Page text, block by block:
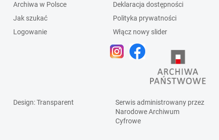
Archiwa w Polsce
Jak szukać
Logowanie
Deklaracja dostępności
Polityka prywatności
Włącz nowy slider
Design: Transparent
Serwis administrowany przez
Narodowe Archiwum
Cyfrowe